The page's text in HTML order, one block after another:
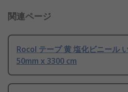
関連ページ
Rocol テープ 黄 塩化ビニール
50mm x 3300 cm